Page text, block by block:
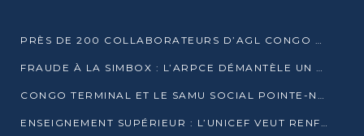
PRÈS DE 200 COLLABORATEURS D’AGL CONGO EN FORMATION JUSQU’EN JUILLET
FRAUDE À LA SIMBOX : L’ARPCE DÉMANTÈLE UN RÉSEAU UTILISANT DES CARTES SIM OUGANDAISES
CONGO TERMINAL ET LE SAMU SOCIAL POINTE-NOIRE RENOUVELLENT LEUR PARTENARIAT EN FAVEUR DES JEUNES VULNÉRABLES
ENSEIGNEMENT SUPÉRIEUR : L’UNICEF VEUT RENFORCER LA RECHERCHE SUR LES QUESTIONS DE L’ENFANCE